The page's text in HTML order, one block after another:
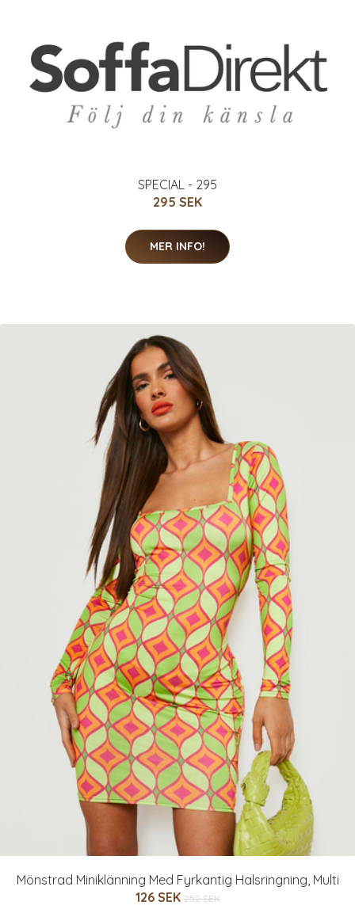
SPECIAL - 295
295 SEK
MER INFO!
Mönstrad Miniklänning Med Fyrkantig Halsringning, Multi
126 SEK 252 SEK